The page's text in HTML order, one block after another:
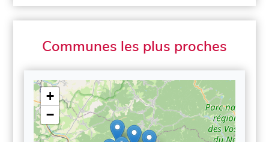
Communes les plus proches
+
−